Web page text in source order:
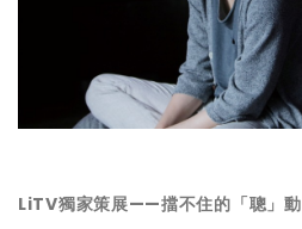
LiTV獨家策展——擋不住的「聰」動